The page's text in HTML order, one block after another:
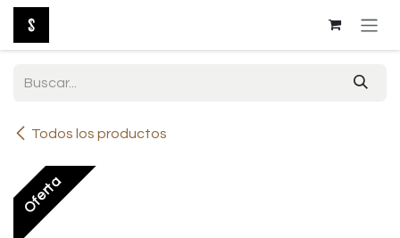
Ir al contenido
Todos los productos
Oferta